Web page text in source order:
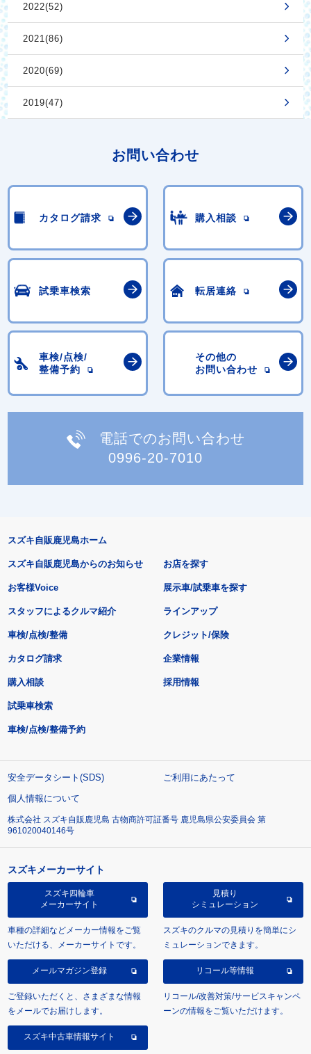
2022(52)
2021(86)
2020(69)
2019(47)
お問い合わせ
カタログ請求 購入相談
試乗車検索 転居連絡
車検/点検/
整備予約
その他の
お問い合わせ
電話でのお問い合わせ
0996-20-7010
スズキ自販鹿児島ホーム
スズキ自販鹿児島からのお知らせ
お客様Voice
スタッフによるクルマ紹介
お店を探す
展示車/試乗車を探す
ラインアップ
車検/点検/整備 クレジット/保険
カタログ請求
購入相談
試乗車検索
車検/点検/整備予約
企業情報
採用情報
安全データシート(SDS)
ご利用にあたって
個人情報について
株式会社 スズキ自販鹿児島 古物商許可証番号 鹿児島県公安委員会 第
961020040146号
スズキメーカーサイト
スズキ四輪車
メーカーサイト
車種の詳細などメーカー情報をご覧
いただける、メーカーサイトです。
見積り
シミュレーション
スズキのクルマの見積りを簡単にシ
ミュレーションできます。
メールマガジン登録
ご登録いただくと、さまざまな情報
をメールでお届けします。
リコール等情報
リコール/改善対策/サービスキャンペ
ーンの情報をご覧いただけます。
スズキ中古車情報サイト